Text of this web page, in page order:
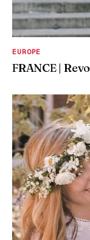
EUROPE
FRANCE |